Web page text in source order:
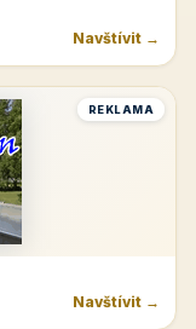
Navštívit →
REKLAMA
Navštívit →